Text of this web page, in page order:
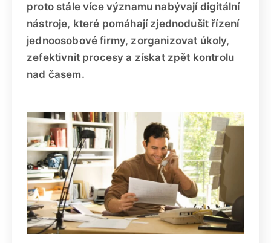
proto stále více významu nabývají digitální
nástroje, které pomáhají zjednodušit řízení
jednoosobové firmy, zorganizovat úkoly,
zefektivnit procesy a získat zpět kontrolu
nad časem.